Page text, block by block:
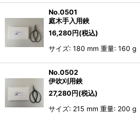
No.0501
庭木手入用鋏
16,280円(税込)
サイズ: 180 mm 重量: 160 g
No.0502
伊吹刈用鋏
27,280円(税込)
サイズ: 215 mm 重量: 200 g